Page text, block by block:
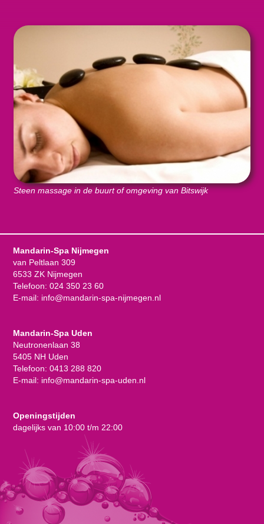
Steen massage in de buurt of omgeving van Bitswijk
Mandarin-Spa Nijmegen
van Peltlaan 309
6533 ZK Nijmegen
Telefoon: 024 350 23 60
E-mail: info@mandarin-spa-nijmegen.nl
Mandarin-Spa Uden
Neutronenlaan 38
5405 NH Uden
Telefoon: 0413 288 820
E-mail: info@mandarin-spa-uden.nl
Openingstijden
dagelijks van 10:00 t/m 22:00